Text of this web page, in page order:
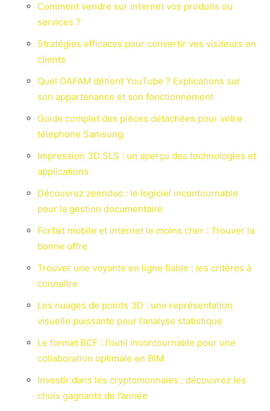
Comment vendre sur internet vos produits ou
services ?
Stratégies efficaces pour convertir vos visiteurs en
clients
Quel GAFAM détient YouTube ? Explications sur
son appartenance et son fonctionnement
Guide complet des pièces détachées pour votre
téléphone Samsung
Impression 3D SLS : un aperçu des technologies et
applications
Découvrez zeendoc : le logiciel incontournable
pour la gestion documentaire
Forfait mobile et internet le moins cher : Trouver la
bonne offre
Trouver une voyante en ligne fiable : les critères à
connaître
Les nuages de points 3D : une représentation
visuelle puissante pour l’analyse statistique
Le format BCF : l’outil incontournable pour une
collaboration optimale en BIM
Investir dans les cryptomonnaies : découvrez les
choix gagnants de l’année